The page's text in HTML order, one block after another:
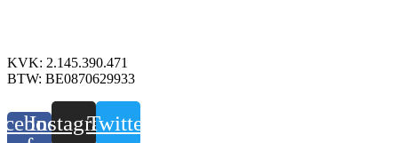
KVK: 2.145.390.471
BTW: BE0870629933
Instagram
Twitter